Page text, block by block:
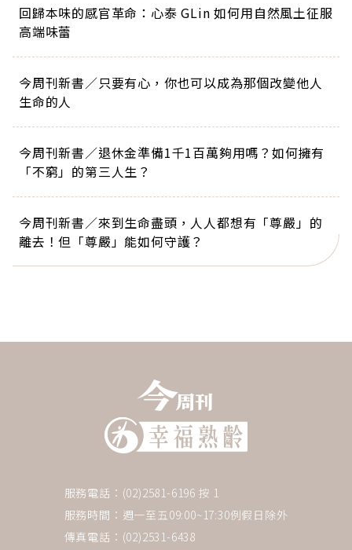
回歸本味的感官革命：心泰 GLin 如何用自然風土征服
高端味蕾
今周刊新書／只要有心，你也可以成為那個改變他人
生命的人
今周刊新書／退休金準備1千1百萬夠用嗎？如何擁有
「不窮」的第三人生？
今周刊新書／來到生命盡頭，人人都想有「尊嚴」的
離去！但「尊嚴」能如何守護？
服務電話：(02)2581-6196 按 1
服務時間：週一至五09:00~17:30例假日除外
傳真電話：(02)2531-6438